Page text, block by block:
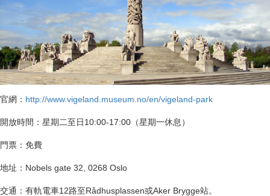
官網： http://www.vigeland.museum.no/en/vigeland-park
開放時間：星期二至日10:00-17:00（星期一休息）
門票：免費
地址：Nobels gate 32, 0268 Oslo
交通：有軌電車12路至Rådhusplassen或Aker Brygge站。